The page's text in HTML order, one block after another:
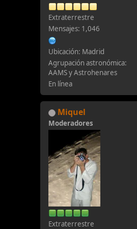
Extraterrestre
Mensajes: 1,046
Ubicación: Madrid
Agrupación astronómica:
AAMS y Astrohenares
En línea
Miquel
Moderadores
Extraterrestre